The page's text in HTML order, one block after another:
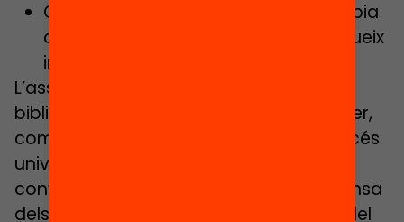
Crear consciència d’una entitat pròpia
d’infant o adolescent que es construeix
interiorment i en societat.
L’assoliment d’aquests objectius, les
biblioteques públiques els hauríem de fer,
com sempre, partint dels principis d’accés
universal, dignitat, respecte, diàleg i
convivència; de justícia social i de defensa
dels nostres infants. Ells són subjectes del